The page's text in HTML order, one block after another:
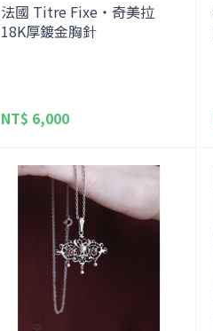
法國 Titre Fixe・奇美拉
18K厚鍍金胸針
NT$ 6,000